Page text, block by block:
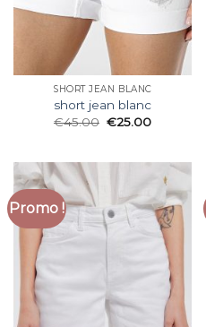
SHORT JEAN BLANC
short jean blanc
€45.00 €25.00
Promo !